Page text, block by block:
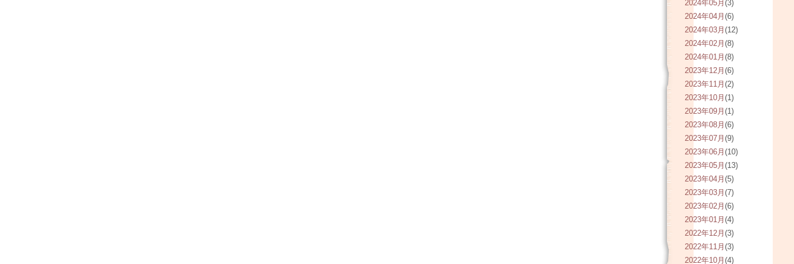
2024年05月 (3)
2024年04月 (6)
2024年03月 (12)
2024年02月 (8)
2024年01月 (8)
2023年12月 (6)
2023年11月 (2)
2023年10月 (1)
2023年09月 (1)
2023年08月 (6)
2023年07月 (9)
2023年06月 (10)
2023年05月 (13)
2023年04月 (5)
2023年03月 (7)
2023年02月 (6)
2023年01月 (4)
2022年12月 (3)
2022年11月 (3)
2022年10月 (4)